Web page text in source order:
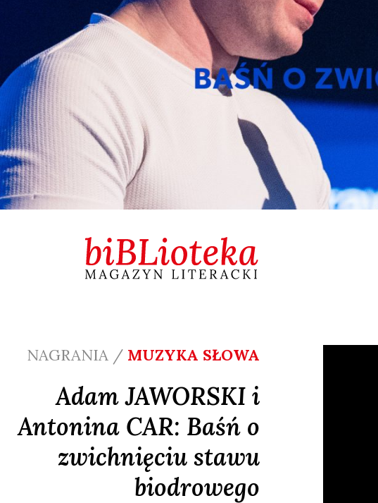
NAGRANIA / MUZYKA SŁOWA
Adam JAWORSKI i
Antonina CAR: Baśń o
zwichnięciu stawu
biodrowego